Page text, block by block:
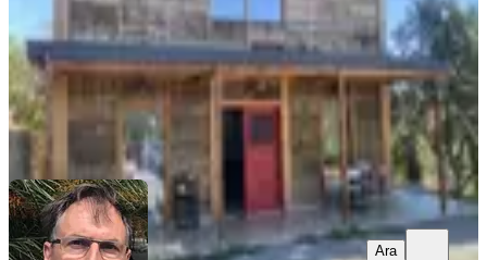
40.000.000 ₺
Körfez Emlak Hüseyin Çalışkan
Ara